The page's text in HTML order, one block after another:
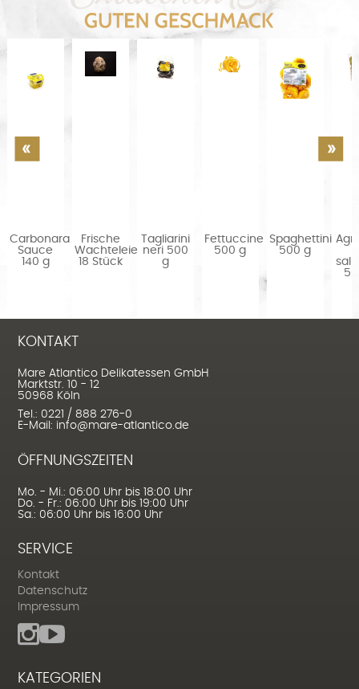
Carbonara
Sauce
140 g
Frische
Wachteleier
18 Stück
Tagliarini
neri 500
g
Fettuccine
500 g
Spaghettini
500 g
KONTAKT
Mare Atlantico Delikatessen GmbH
Marktstr. 10 - 12
50968 Köln
Tel.: 0221 / 888 276-0
E-Mail: info@mare-atlantico.de
ÖFFNUNGSZEITEN
Mo. - Mi.: 06:00 Uhr bis 18:00 Uhr
Do. - Fr.: 06:00 Uhr bis 19:00 Uhr
Sa.: 06:00 Uhr bis 16:00 Uhr
SERVICE
Kontakt
Datenschutz
Impressum
KATEGORIEN